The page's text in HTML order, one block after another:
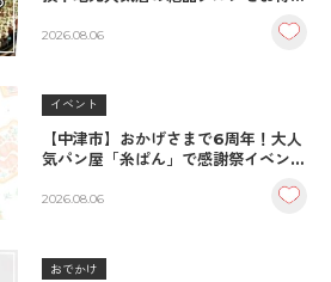
2026.08.06
イベント
【中津市】おかげさまで6周年！大人
気パン屋「糸ぱん」で感謝祭イベント
♪（8/7〜8/9）
2026.08.06
おでかけ